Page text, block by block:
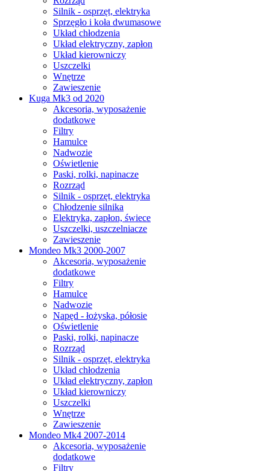
Silnik - osprzęt, elektryka
Sprzęgło i koła dwumasowe
Układ chłodzenia
Układ elektryczny, zapłon
Układ kierowniczy
Uszczelki
Wnętrze
Zawieszenie
Kuga Mk3 od 2020
Akcesoria, wyposażenie
dodatkowe
Filtry
Hamulce
Nadwozie
Oświetlenie
Paski, rolki, napinacze
Rozrząd
Silnik - osprzęt, elektryka
Chłodzenie silnika
Elektryka, zapłon, świece
Uszczelki, uszczelniacze
Zawieszenie
Mondeo Mk3 2000-2007
Akcesoria, wyposażenie
dodatkowe
Filtry
Hamulce
Nadwozie
Napęd - łożyska, półosie
Oświetlenie
Paski, rolki, napinacze
Rozrząd
Silnik - osprzęt, elektryka
Układ chłodzenia
Układ elektryczny, zapłon
Układ kierowniczy
Uszczelki
Wnętrze
Zawieszenie
Mondeo Mk4 2007-2014
Akcesoria, wyposażenie
dodatkowe
Filtry